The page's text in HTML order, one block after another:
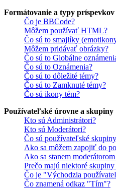
Formátovanie a typy príspevkov
Čo je BBCode?
Môžem používať HTML?
Čo sú to smajlíky
Môžem pridávať obrázky?
Čo sú to Globálne
Čo sú to Oznámenia?
Čo sú to dôležité témy?
Čo sú to Zamknuté témy?
Čo sú ikony tém?
Používateľské úrovne a skupiny
Kto sú Administrátori?
Kto sú Moderátori?
Čo sú používateľské
Ako sa môžem zapojiť do
Ako sa stanem
Prečo majú niektoré
Čo je "Východzia
Čo znamená odkaz "Tím"?